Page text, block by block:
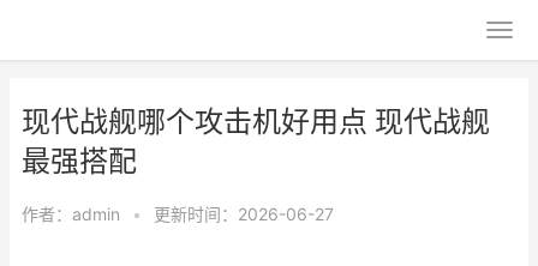
现代战舰哪个攻击机好用点 现代战舰
最强搭配
作者： admin • 更新时间：2026-06-27